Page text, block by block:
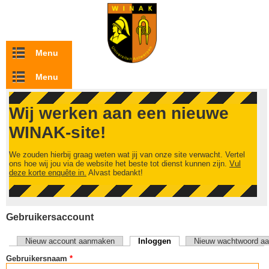
Overslaan en naar de inhoud gaan
Menu
Menu
Wij werken aan een nieuwe
WINAK-site!
We zouden hierbij graag weten wat jij van onze site verwacht. Vertel
ons hoe wij jou via de website het beste tot dienst kunnen zijn. Vul
deze korte enquête in. Alvast bedankt!
Gebruikersaccount
Primaire tabs
Nieuw account aanmaken Inloggen(actieve tabblad)
Nieuw wachtwoord
Gebruikersnaam *